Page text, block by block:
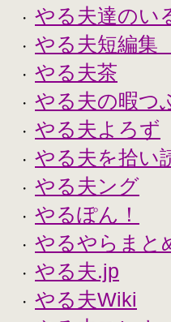
・ やる夫達のい
・ やる夫短編集
・ やる夫茶
・ やる夫の暇つ
・ やる夫よろず
・ やる夫を拾い
・ やる夫ング
・ やるぽん！
・ やるやらまと
・ やる夫.jp
・ やる夫Wiki